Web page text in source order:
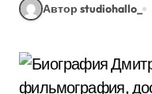
Автор studiohallo_